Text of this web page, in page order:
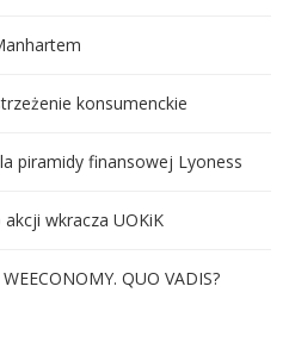
konsumenckie
piramidy finansowej Lyoness
wkracza UOKiK
QUO VADIS?